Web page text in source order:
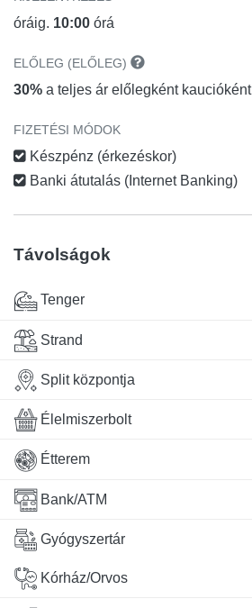
óráig. 10:00 órá
ELŐLEG (ELŐLEG)
30% a teljes ár előlegként kaucióként
FIZETÉSI MÓDOK
Készpénz (érkezéskor)
Banki átutalás (Internet Banking)
Távolságok
Tenger
Strand
Split központja
Élelmiszerbolt
Étterem
Bank/ATM
Gyógyszertár
Kórház/Orvos